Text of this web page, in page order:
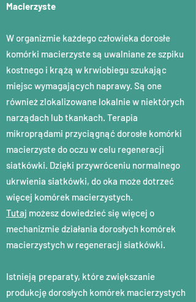
Macierzyste
W organizmie każdego człowieka dorosłe
komórki macierzyste są uwalniane ze szpiku
kostnego i krążą w krwiobiegu szukając
miejsc wymagających naprawy. Są one
również zlokalizowane lokalnie w niektórych
narządach lub tkankach. Terapia
mikroprądami przyciągnąć dorosłe komórki
macierzyste do oczu w celu regeneracji
siatkówki. Dzięki przywróceniu normalnego
ukrwienia siatkówki, do oka może dotrzeć
więcej komórek macierzystych.
Tutaj możesz dowiedzieć się więcej o
mechanizmie działania dorosłych komórek
macierzystych w regeneracji siatkówki.
Istnieją preparaty, które zwiększanie
produkcję dorosłych komórek macierzystych